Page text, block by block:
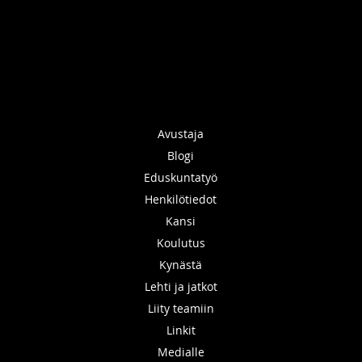
Avustaja
Blogi
Eduskuntatyö
Henkilötiedot
Kansi
Koulutus
Kynästä
Lehti ja jatkot
Liity teamiin
Linkit
Medialle